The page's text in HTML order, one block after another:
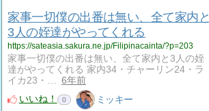
家事一切僕の出番は無い、全て家内と
3人の姪達がやってくれる
https://sateasia.sakura.ne.jp/Filipinacainta/?p=203
家事一切僕の出番は無い、全て家内と3人の姪
達がやってくれる 家内34・チャーリン24・ラ
イカ23・…
6年前
いいね！
0 ミッキー